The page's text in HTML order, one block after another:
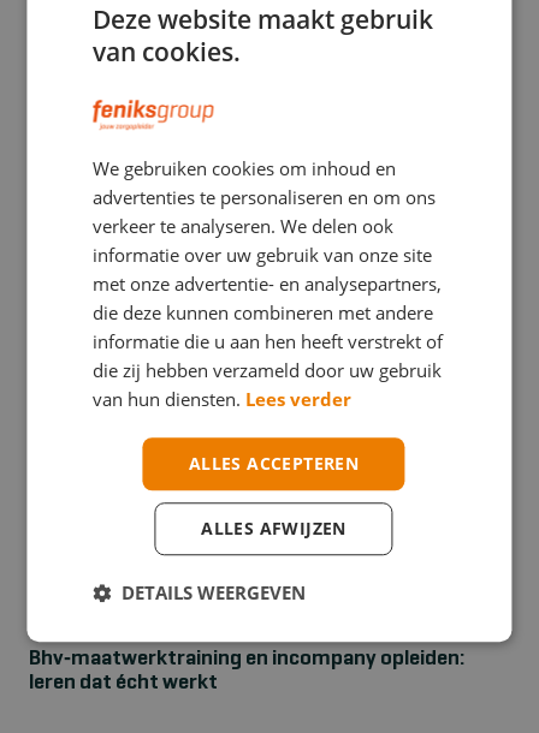
Stuwband versus tourniquet: een verwarrend
verschil met mogelijk ernstige gevolgen
Bhv‑maatwerktraining en incompany opleiden:
leren dat écht werkt
Deze website maakt gebruik
van cookies.
We gebruiken cookies om inhoud en
advertenties te personaliseren en om ons
verkeer te analyseren. We delen ook
informatie over uw gebruik van onze site
met onze advertentie- en analysepartners,
die deze kunnen combineren met andere
informatie die u aan hen heeft verstrekt of
die zij hebben verzameld door uw gebruik
van hun diensten. Lees verder
ALLES ACCEPTEREN
ALLES AFWIJZEN
DETAILS WEERGEVEN